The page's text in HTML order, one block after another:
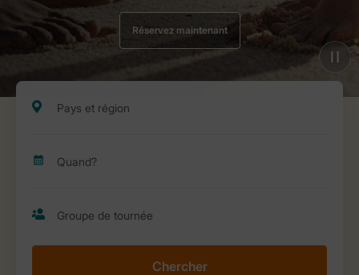
Réservez maintenant
Chercher